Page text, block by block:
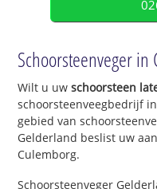
Schoorsteenveger in
Wilt u uwschoorsteen
schoorsteenveegbedrijf
gebied van
Gelderland beslist uw
Culemborg.
Schoorsteenveger